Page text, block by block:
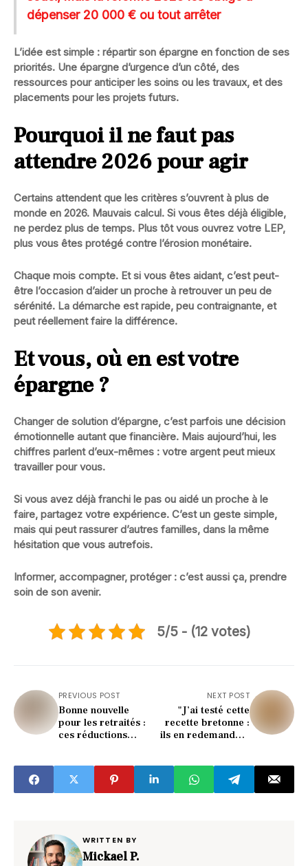
dépenser 20 000 € ou tout arrêter
L’idée est simple : répartir son épargne en fonction de ses
priorités. Une épargne d’urgence d’un côté, des
ressources pour anticiper les soins ou les travaux, et des
placements pour les projets futurs.
Pourquoi il ne faut pas
attendre 2026 pour agir
Certains attendent que les critères s’ouvrent à plus de
monde en 2026. Mauvais calcul. Si vous êtes déjà éligible,
ne perdez plus de temps. Plus tôt vous ouvrez votre LEP,
plus vous êtes protégé contre l’érosion monétaire.
Chaque mois compte. Et si vous êtes aidant, c’est peut-
être l’occasion d’aider un proche à retrouver un peu de
sérénité. La démarche est rapide, peu contraignante, et
peut réellement faire la différence.
Et vous, où en est votre
épargne ?
Changer de solution d’épargne, c’est parfois une décision
émotionnelle autant que financière. Mais aujourd’hui, les
chiffres parlent d’eux-mêmes : votre argent peut mieux
travailler pour vous.
Si vous avez déjà franchi le pas ou aidé un proche à le
faire, partagez votre expérience. C’est un geste simple,
mais qui peut rassurer d’autres familles, dans la même
hésitation que vous autrefois.
Informer, accompagner, protéger : c’est aussi ça, prendre
soin de son avenir.
5/5 - (12 votes)
PREVIOUS POST
Bonne nouvelle
pour les retraités :
ces réductions
NEXT POST
"J’ai testé cette
recette bretonne :
ils en redemandent
WRITTEN BY
Mickael P.